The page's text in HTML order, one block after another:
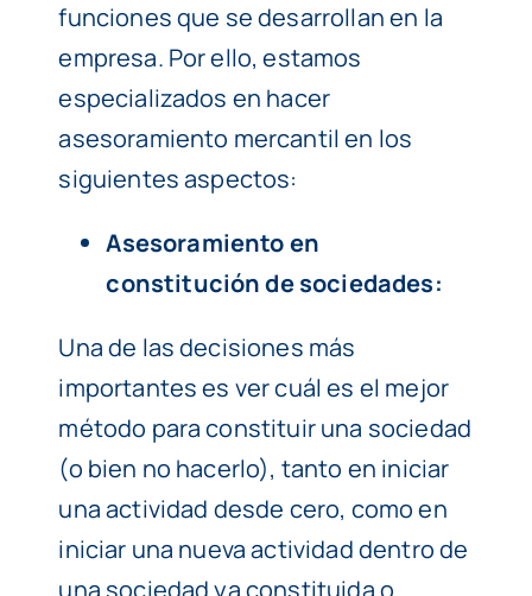
funciones que se desarrollan en la
empresa. Por ello, estamos
especializados en hacer
asesoramiento mercantil en los
siguientes aspectos:
Asesoramiento en
constitución de sociedades:
Una de las decisiones más
importantes es ver cuál es el mejor
método para constituir una sociedad
(o bien no hacerlo), tanto en iniciar
una actividad desde cero, como en
iniciar una nueva actividad dentro de